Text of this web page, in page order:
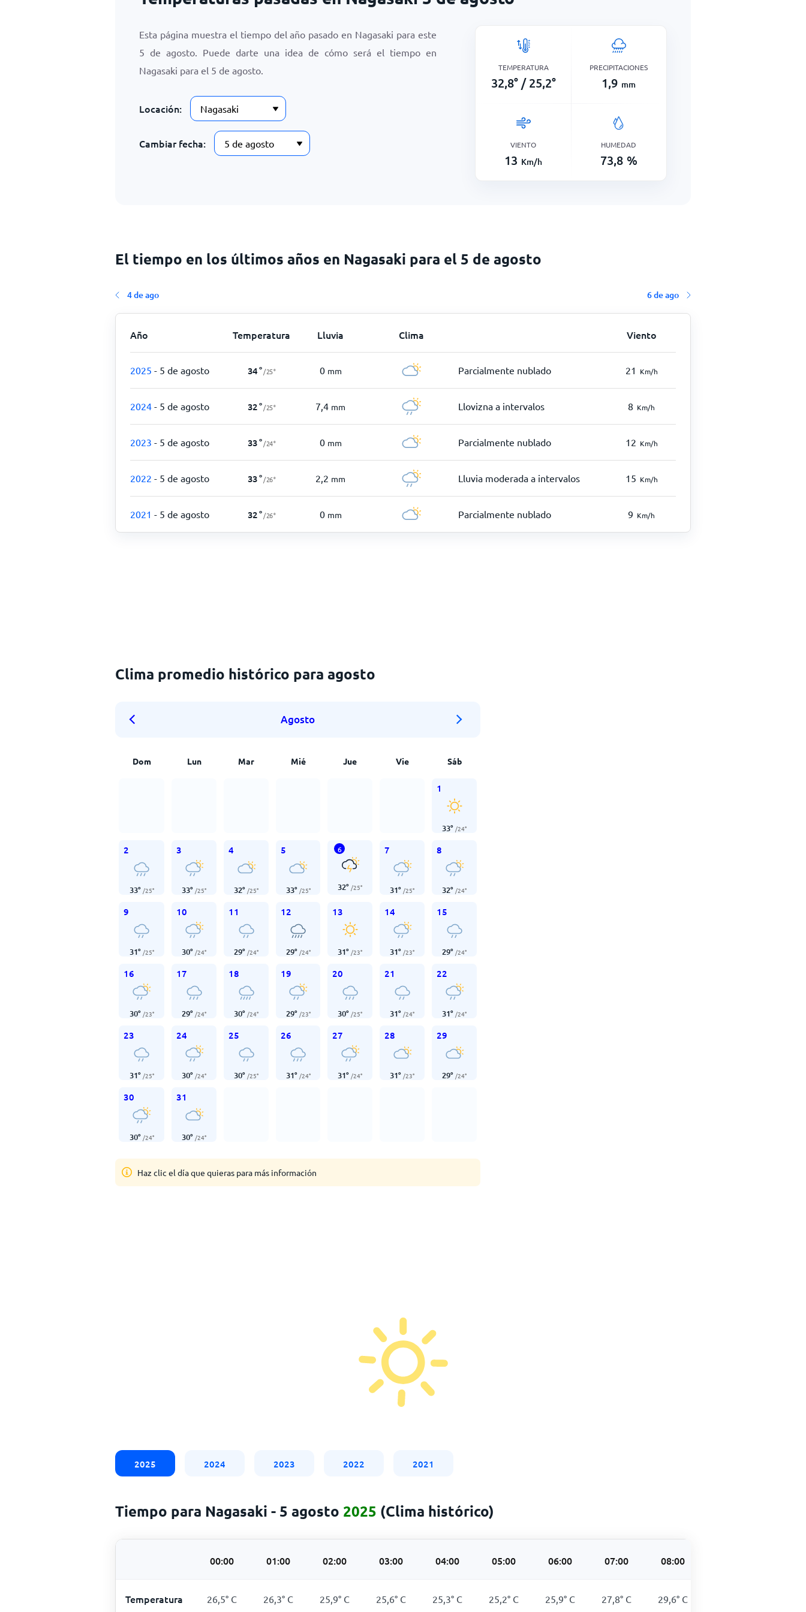
Esta página muestra el tiempo del año pasado en Nagasaki para este
5 de agosto. Puede darte una idea de cómo será el tiempo en
Nagasaki para el 5 de agosto.
Locación:
Cambiar fecha:
TEMPERATURA
32,8° / 25,2°
PRECIPITACIONES
1,9 mm
VIENTO
13 Km/h
HUMEDAD
73,8 %
El tiempo en los últimos años en Nagasaki para el 5 de agosto
4 de ago 6 de ago
Año Temperatura Lluvia Clima Viento
2025 - 5 de agosto 34° /25° 0 mm Parcialmente nublado 21 Km/h
2024 - 5 de agosto 32° /25° 7,4 mm Llovizna a intervalos 8 Km/h
2023 - 5 de agosto 33° /24° 0 mm Parcialmente nublado 12 Km/h
2022 - 5 de agosto 33° /26° 2,2 mm Lluvia moderada a intervalos 15 Km/h
2021 - 5 de agosto 32° /26° 0 mm Parcialmente nublado 9 Km/h
Clima promedio histórico para agosto
Agosto
Dom Lun Mar Mié Jue Vie Sáb
1
33° /24°
2
33° /25°
3
33° /25°
4
32° /25°
5
33° /25°
6
32° /25°
7
31° /25°
8
32° /24°
9
31° /25°
10
30° /24°
11
29° /24°
12
29° /24°
13
31° /23°
14
31° /23°
15
29° /24°
16
30° /23°
17
29° /24°
18
30° /24°
19
29° /23°
20
30° /25°
21
31° /24°
22
31° /24°
23
31° /25°
24
30° /24°
25
30° /25°
26
31° /24°
27
31° /24°
28
31° /23°
29
29° /24°
30
30° /24°
31
30° /24°
Haz clic el día que quieras para más información
2025 2024 2023 2022 2021
Tiempo para Nagasaki - 5 agosto 2025 (Clima histórico)
00:00 01:00 02:00 03:00 04:00 05:00 06:00 07:00 08:00
Temperatura 26,5° C 26,3° C 25,9° C 25,6° C 25,3° C 25,2° C 25,9° C 27,8° C 29,6° C